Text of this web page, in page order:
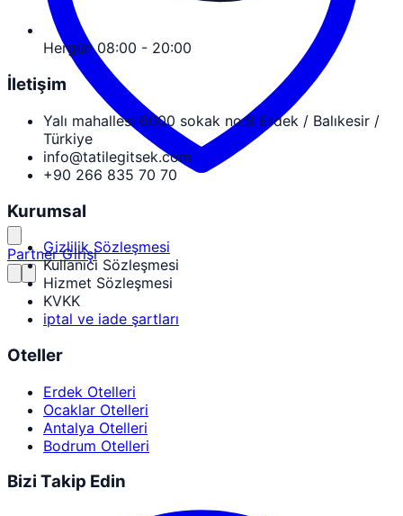
Partner Girişi
Hergün 08:00 - 20:00
İletişim
Yalı mahallesi 6000 sokak no:9 Erdek / Balıkesir /
Türkiye
info@tatilegitsek.com
+90 266 835 70 70
Kurumsal
Gizlilik Sözleşmesi
Kullanıcı Sözleşmesi
Hizmet Sözleşmesi
KVKK
iptal ve iade şartları
Oteller
Erdek Otelleri
Ocaklar Otelleri
Antalya Otelleri
Bodrum Otelleri
Bizi Takip Edin